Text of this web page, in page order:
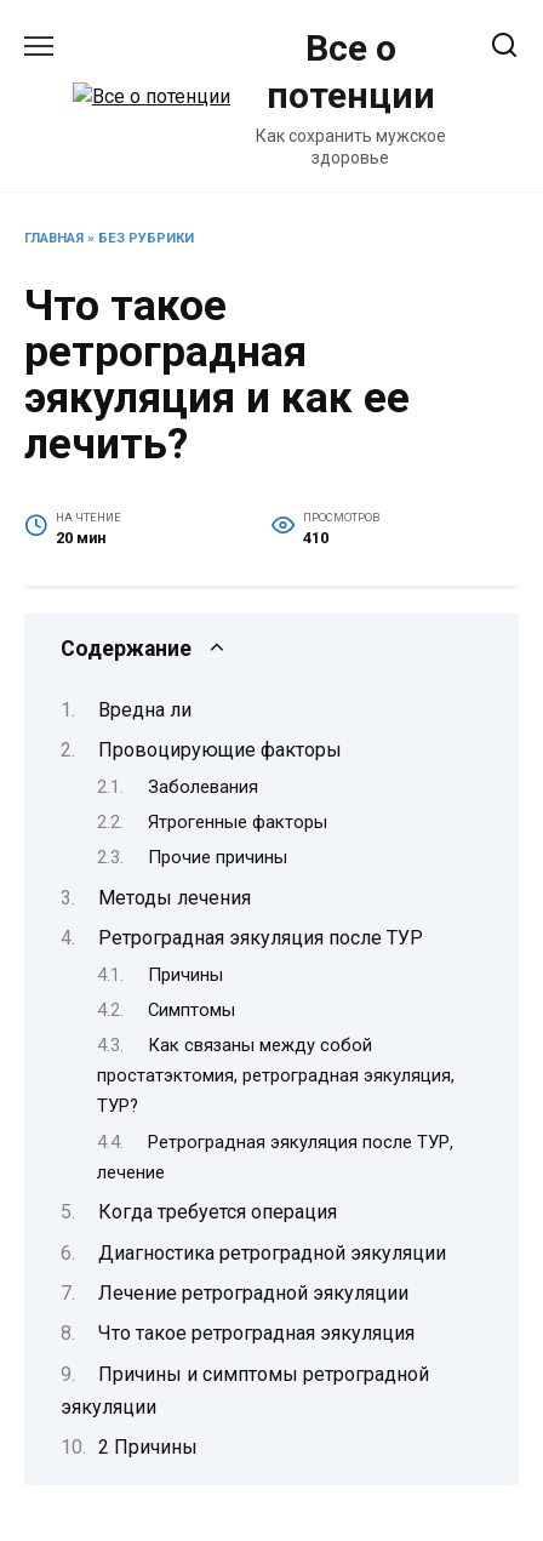
Все о
потенции
Как сохранить мужское
здоровье
ГЛАВНАЯ » БЕЗ РУБРИКИ
Что такое
ретроградная
эякуляция и как ее
лечить?
НА ЧТЕНИЕ
20 мин
ПРОСМОТРОВ
410
Содержание
Вредна ли
Провоцирующие факторы
Заболевания
Ятрогенные факторы
Прочие причины
Методы лечения
Ретроградная эякуляция после ТУР
Причины
Симптомы
Как связаны между собой
простатэктомия, ретроградная эякуляция,
ТУР?
Ретроградная эякуляция после ТУР,
лечение
Когда требуется операция
Диагностика ретроградной эякуляции
Лечение ретроградной эякуляции
Что такое ретроградная эякуляция
Причины и симптомы ретроградной
эякуляции
2 Причины